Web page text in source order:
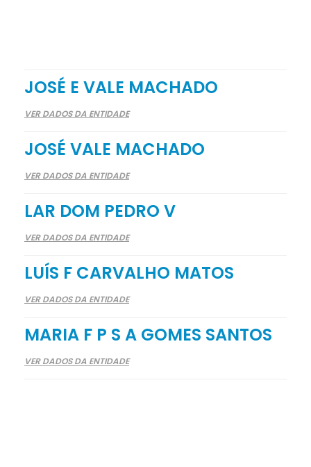
JOSÉ E VALE MACHADO
VER DADOS DA ENTIDADE
JOSÉ VALE MACHADO
VER DADOS DA ENTIDADE
LAR DOM PEDRO V
VER DADOS DA ENTIDADE
LUÍS F CARVALHO MATOS
VER DADOS DA ENTIDADE
MARIA F P S A GOMES SANTOS
VER DADOS DA ENTIDADE